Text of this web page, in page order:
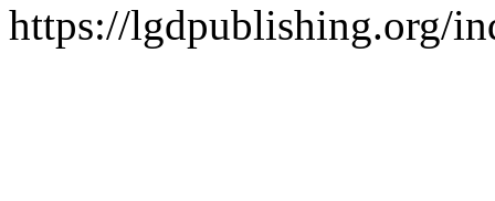
https://lgdpublishing.org/